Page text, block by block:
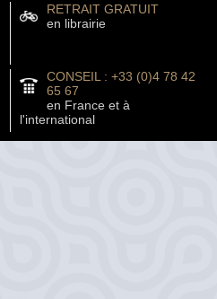
RETRAIT GRATUIT
en librairie
CONSEIL : +33 (0)4 78 42
65 67
en France et à
l'international